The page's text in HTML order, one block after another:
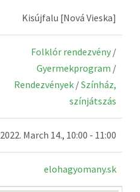
Kisújfalu [Nová Vieska]
Folklór rendezvény /
Gyermekprogram /
Rendezvények /Színház,
színjátszás
2022. March 14., 10:00 - 11:00
elohagyomany.sk